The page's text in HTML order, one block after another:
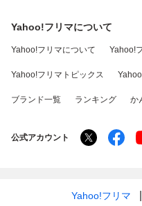
Yahoo!フリマについて
Yahoo!フリマについて Yahoo!
Yahoo!フリマトピックス
ブランド一覧 ランキング か
公式アカウント
Yahoo!フリマ